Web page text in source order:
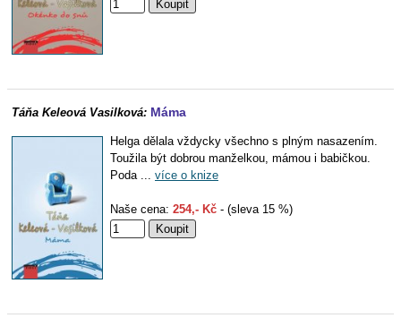
Táňa Keleová Vasilková: Máma
Helga dělala vždycky všechno s plným nasazením.
Toužila být dobrou manželkou, mámou i babičkou.
Poda ... více o knize
Naše cena: 254,- Kč - (sleva 15 %)